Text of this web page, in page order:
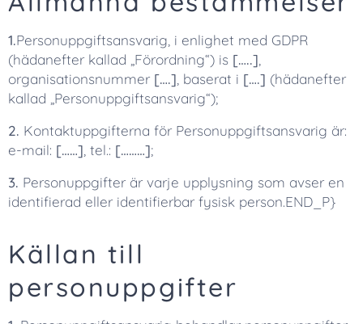
1.Personuppgiftsansvarig, i enlighet med GDPR
(hädanefter kallad „Förordning“) is […..]
organisationsnummer [….] , baserat i [….] (hädanefter
kallad „Personuppgiftsansvarig“);
2. Kontaktuppgifterna för Personuppgiftsansvarig är:
e-mail: [……] , tel.: [………];
3. Personuppgifter är varje upplysning som avser en
identifierad eller identifierbar fysisk person.END_P}
Källan till
personuppgifter